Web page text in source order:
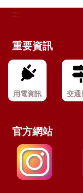
:::
重要資訊
用電資訊 交通
官方網站